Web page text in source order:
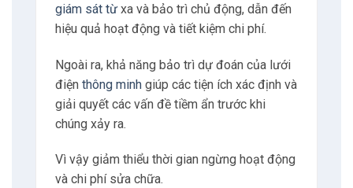
giám sát từxa và bảo trì chủ động, dẫn đến
hiệu quả hoạt động và tiết kiệm chi phí.
Ngoài ra, khả năng bảo trì dự đoán của lưới
điện thông minhgiúp các tiện ích xác định và
giải quyết các vấn đề tiềm ẩn trước khi
chúng xảy ra.
Vì vậy giảm thiểu thời gian ngừng hoạt động
và chi phí sửa chữa.